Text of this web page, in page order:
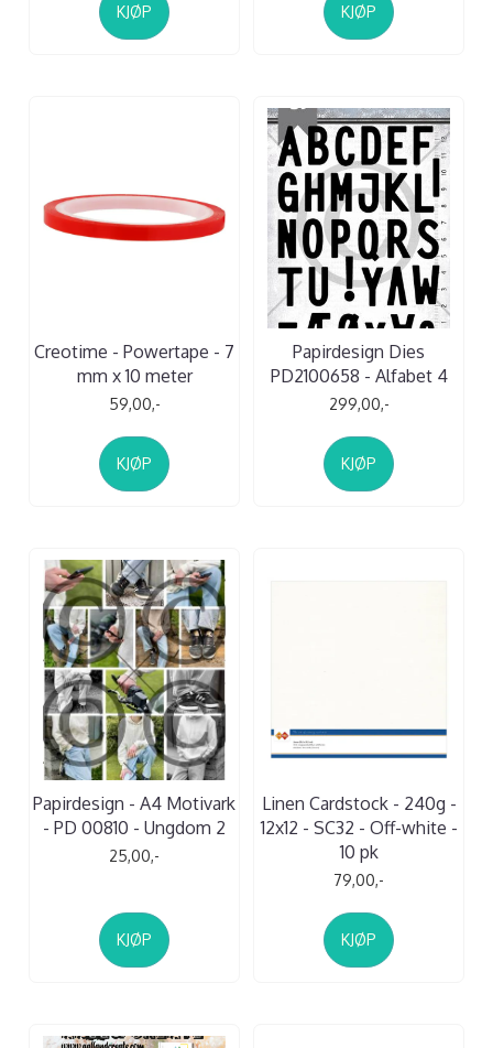
KJØP KJØP
Creotime - Powertape - 7
mm x 10 meter
59,00,-
KJØP
Papirdesign Dies
PD2100658 - Alfabet 4
299,00,-
KJØP
Papirdesign - A4 Motivark
- PD 00810 - Ungdom 2
25,00,-
KJØP
Linen Cardstock - 240g -
12x12 - SC32 - Off-white -
10 pk
79,00,-
KJØP